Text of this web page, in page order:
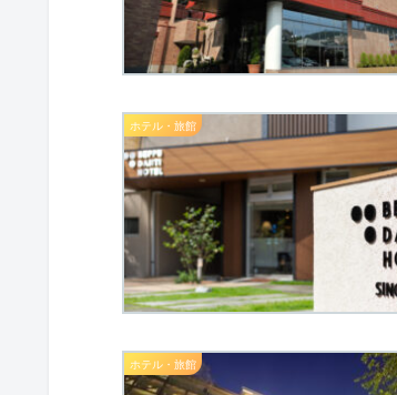
ホテル・旅館
ホテル・旅館